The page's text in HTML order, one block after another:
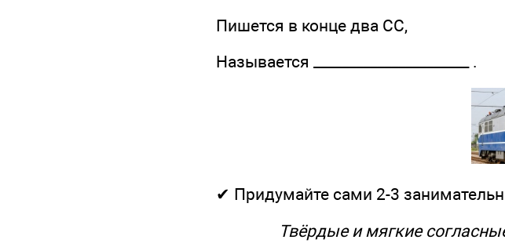
Пишется в конце два СС,
Называется ______________________ .
✔ Придумайте сами 2-3
Твёрдые и мягкие